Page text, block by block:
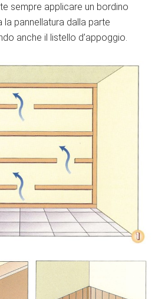
sempre applicare un bordino
la pannellatura dalla parte
anche il listello d’appoggio.